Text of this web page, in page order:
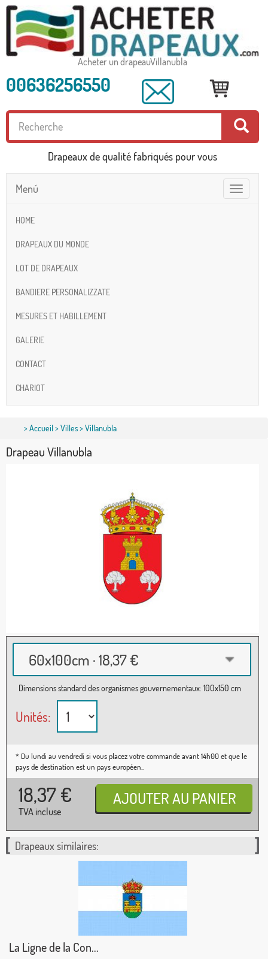
Acheter un drapeauVillanubla
00636256550
Drapeaux de qualité fabriqués pour vous
Toggle
navigation
Menú
HOME
DRAPEAUX DU MONDE
LOT DE DRAPEAUX
BANDIERE PERSONALIZZATE
MESURES ET HABILLEMENT
GALERIE
CONTACT
CHARIOT
>Accueil>Villes> Villanubla
Drapeau Villanubla
60x100cm · 18,37 €
Dimensions standard des organismes gouvernementaux: 100x150 cm
Unités:
* Du lundi au vendredi si vous placez votre commande avant 14h00 et que le
pays de destination est un pays européen..
18,37 €
TVA incluse
Drapeaux similaires:
La Ligne de la Con...